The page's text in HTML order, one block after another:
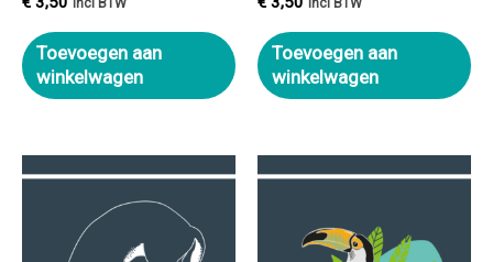
incl BTW
Toevoegen aan
winkelwagen
incl BTW
Toevoegen aan
winkelwagen